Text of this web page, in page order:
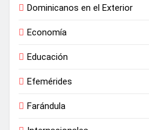
Dominicanos en el Exterior
Economía
Educación
Efemérides
Farándula